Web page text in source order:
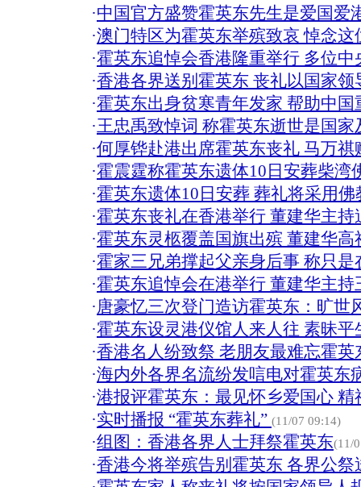
·中国官方盛赞霍英东先生是爱国爱
·澳门特区为霍英东举殡致哀 悼念这
·霍英东追悼会香港隆重举行 多位中
·香港各界送别霍英东 丧礼以国家领
·霍英东出身贫寒青年发家 帮助中国
·王忠禹致悼词 称霍英东逝世是国家
·何厚铧赴港出席霍英东丧礼 马万祺
·霍震霆称霍英东遗体10日安葬柴湾
·霍英东遗体10日安葬 葬礼将采用佛
·霍英东丧礼在香港举行 董建华主持
·霍英东灵柩覆盖国旗出殡 董建华高
·霍家三兄弟撑起父亲身后事 称只是
·霍英东追悼会在港举行 董建华主持
·唐豪忆三次登门造访霍英东：旷世
·霍英东设灵港仪馆人来人往 素昧平
·香港名人纷致祭 老朋友最难忘霍英
·海内外各界名流纷发唁电对霍英东
·港报评霍英东：最见怀乡爱国心 精
·实时播报 “霍英东葬礼” (11/07 09:14)
·组图：香港各界人士拜祭霍英东(11/
·香港今将举殡告别霍英东 各界公祭